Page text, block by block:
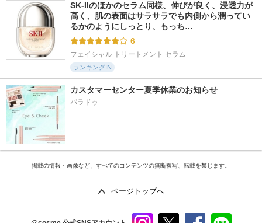
SK-IIのほかのセラム同様、伸びが良く、浸透力が
高く、肌の表面はサラサラでも内側から潤ってい
るかのようにしっとり、もっち…
6
フェイシャル トリートメント セラム
ランキングIN
カスタマーセンター夏季休業のお知らせ
パラドゥ
掲載の情報・画像など、すべてのコンテンツの無断複写、転載を禁じます。
ページトップへ